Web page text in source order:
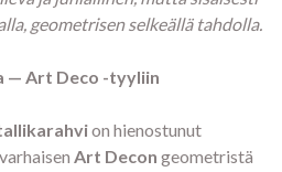
geometrisen selkeällä tahdolla.
— Art Deco -tyyliin
on hienostunut
Art Decon geometristä